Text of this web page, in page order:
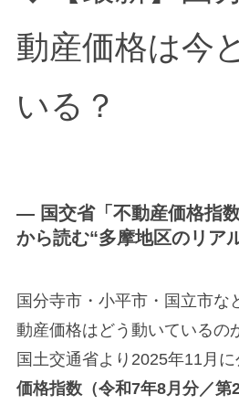
動産価格は今
いる？
― 国交省「不動産価格指数
から読む“多摩地区のリア
国分寺市・小平市・国立市な
動産価格はどう動いているの
国土交通省より2025年11月
価格指数（令和7年8月分／第2